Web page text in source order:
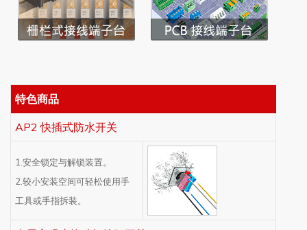
特色商品
AP2 快插式防水开关
1.安全锁定与解锁装置。
2.较小安装空间可轻松使用手
工具或手指拆装。